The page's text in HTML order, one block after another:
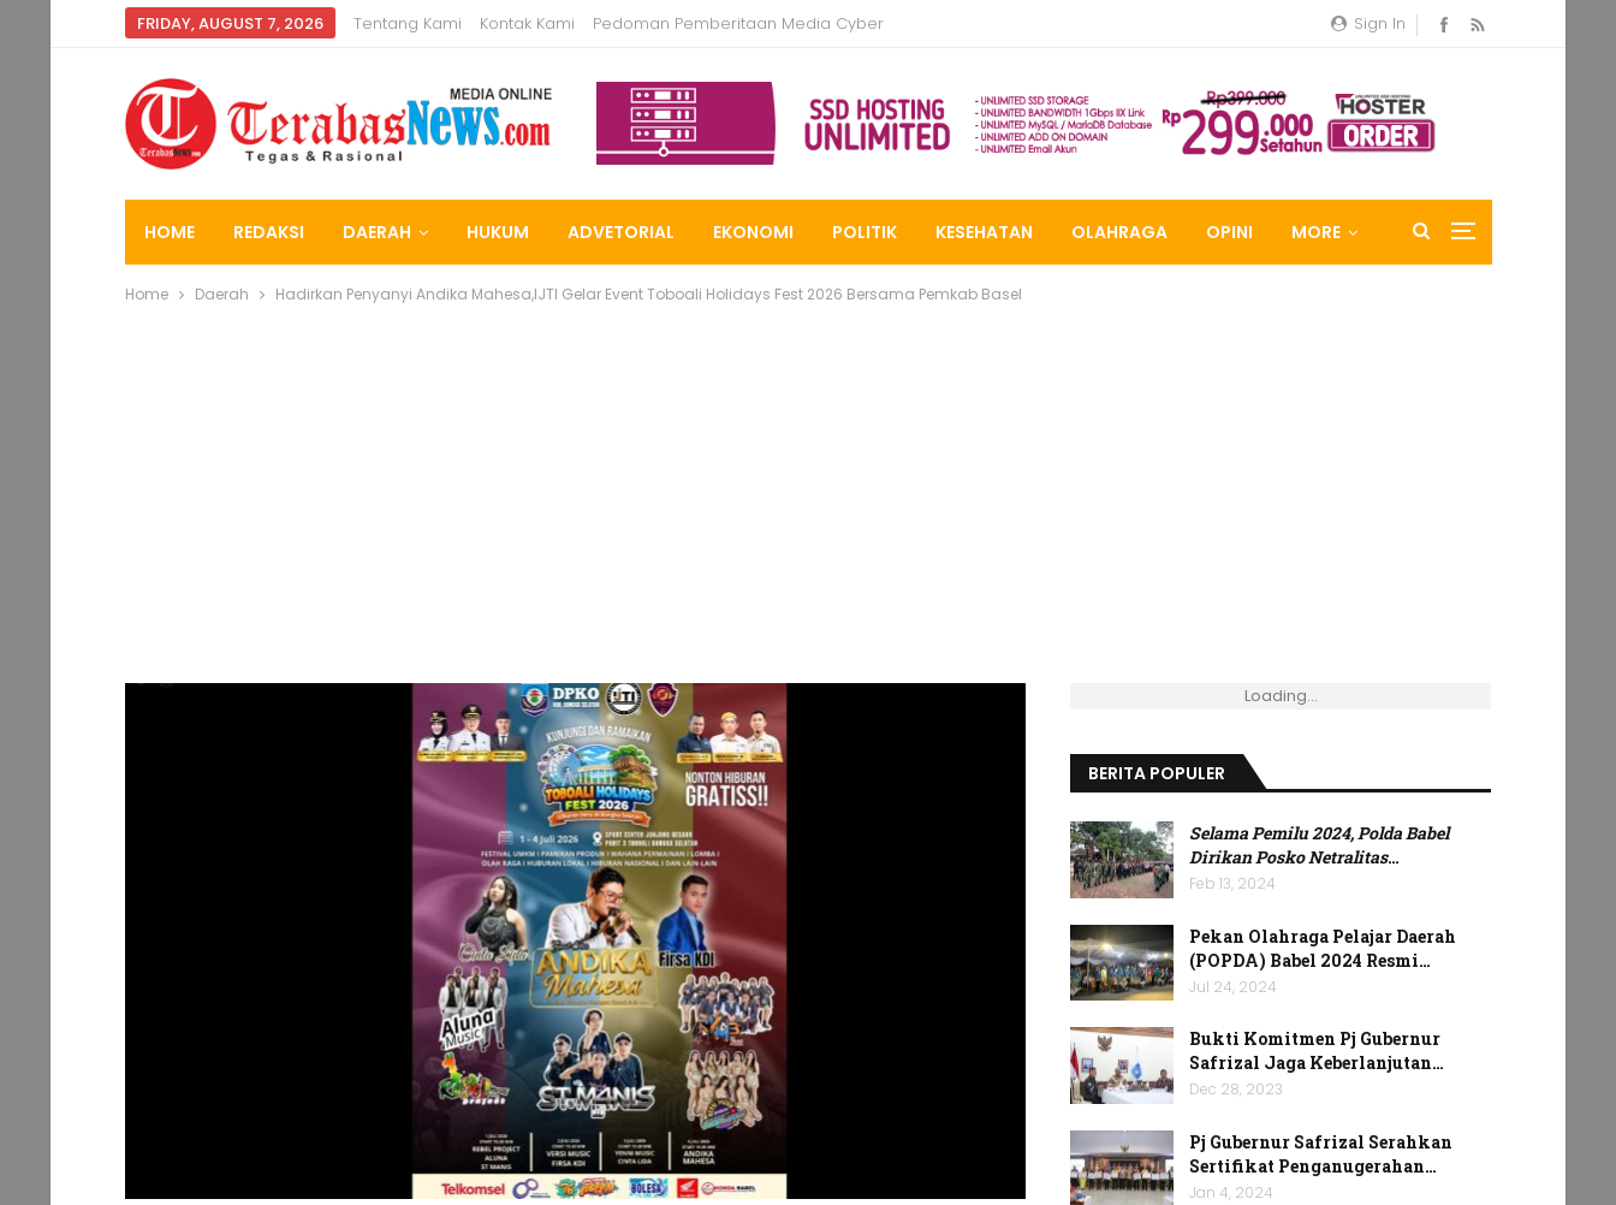
Sign In
FRIDAY, AUGUST 7, 2026 Tentang Kami Kontak Kami Pedoman Pemberitaan Media Cyber
HOME REDAKSI DAERAH HUKUM ADVETORIAL EKONOMI POLITIK KESEHATAN OLAHRAGA OPINI MORE
Home Daerah Hadirkan Penyanyi Andika Mahesa,IJTI Gelar Event Toboali Holidays Fest 2026 Bersama Pemkab Basel
Loading...
BERITA POPULER
Selama Pemilu 2024, Polda Babel
Dirikan Posko Netralitas…
Feb 13, 2024
Pekan Olahraga Pelajar Daerah
(POPDA) Babel 2024 Resmi…
Jul 24, 2024
Bukti Komitmen Pj Gubernur
Safrizal Jaga Keberlanjutan…
Dec 28, 2023
Pj Gubernur Safrizal Serahkan
Sertifikat Penganugerahan…
Jan 4, 2024